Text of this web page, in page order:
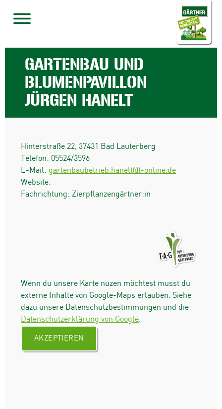
GARTENBAU UND
BLUMENPAVILLON
JÜRGEN HANELT
Hinterstraße 22, 37431 Bad Lauterberg
Telefon: 05524/3596
E-Mail: gartenbaubetrieb.hanelt@t-online.de
Website:
Fachrichtung: Zierpflanzengärtner:in
Wenn du unsere Karte nuzen möchtest musst du
externe Inhalte von Google-Maps erlauben. Siehe
dazu unsere Datenschutzbestimmungen und die
Datenschutzerklärung von Google.
AKZEPTIEREN